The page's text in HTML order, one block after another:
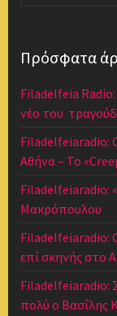
Πρόσφατα
Filadelfeia
νέο του
Filadelfeiaradio:
Αθήνα – Το
Filadelfeiaradio:
Μακρόπουλου
Filadelfeiaradio:
επί σκηνής στο
Filadelfeiaradio:
πολύ ο Βασίλης